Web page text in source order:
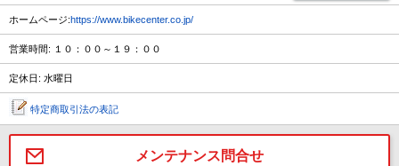
ホームページ:https://www.bikecenter.co.jp/
営業時間: １０：００～１９：００
定休日: 水曜日
特定商取引法の表記
メンテナンス問合せ